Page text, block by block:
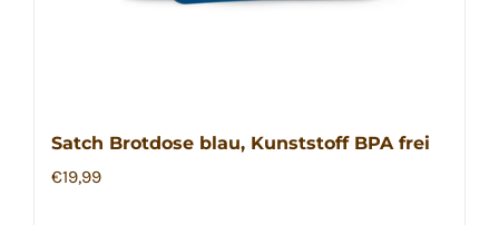
Satch Brotdose blau, Kunststoff BPA frei
€19,99